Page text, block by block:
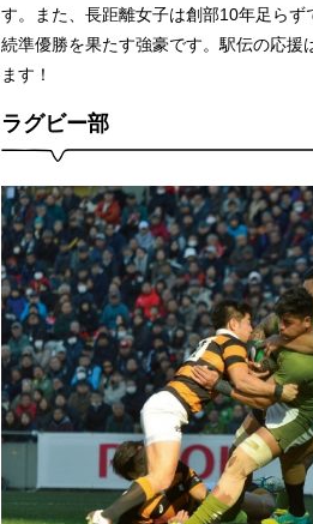
す。また、長距離女子は創部10年足ら
続準優勝を果たす強豪です。駅伝の応援
ます！
ラグビー部